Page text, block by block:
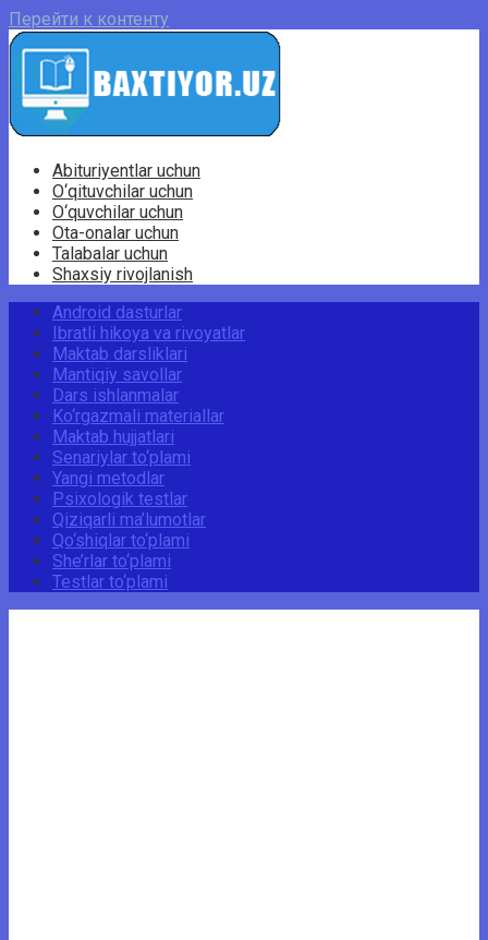
Перейти к контенту
Abituriyentlar uchun
O‘qituvchilar uchun
O‘quvchilar uchun
Ota-onalar uchun
Talabalar uchun
Shaxsiy rivojlanish
Android dasturlar
Ibratli hikoya va rivoyatlar
Maktab darsliklari
Mantiqiy savollar
Dars ishlanmalar
Ko‘rgazmali materiallar
Maktab hujjatlari
Senariylar to‘plami
Yangi metodlar
Psixologik testlar
Qiziqarli ma’lumotlar
Qo‘shiqlar to‘plami
She’rlar to‘plami
Testlar to‘plami